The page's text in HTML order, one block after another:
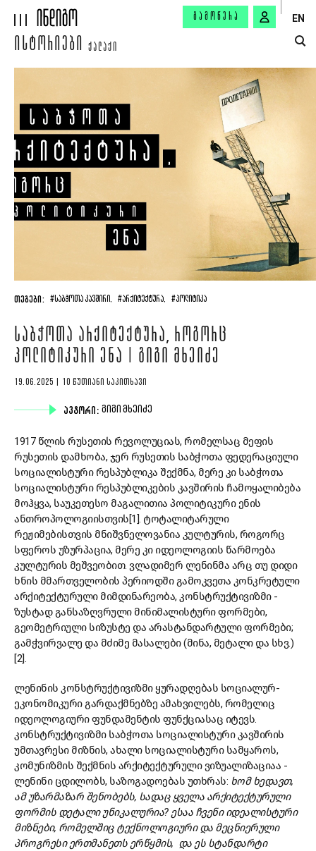
ᲒᲐᲛᲝᲬᲔᲠᲐ EN
ᲘᲡᲢᲝᲠᲘᲔᲑᲘ ᲥᲐᲚᲐᲥᲘ
ᲗᲔᲒᲔᲑᲘ: #ᲡᲐᲑᲭᲝᲗᲐ ᲙᲐᲕᲨᲘᲠᲘ, #ᲐᲠᲥᲘᲢᲔᲥᲢᲣᲠᲐ, #ᲞᲝᲚᲘᲢᲘᲙᲐ
ᲡᲐᲑᲭᲝᲗᲐ ᲐᲠᲥᲘᲢᲔᲥᲢᲣᲠᲐ, ᲠᲝᲒᲝᲠᲪ
ᲞᲝᲚᲘᲢᲘᲙᲣᲠᲘ ᲔᲜᲐ | ᲒᲘᲒᲘ ᲛᲮᲔᲘᲫᲔ
19.06.2025 | 10 ᲬᲣᲗᲘᲐᲜᲘ ᲡᲐᲙᲘᲗᲮᲐᲕᲘ
ᲐᲕᲢᲝᲠᲘ: ᲒᲘᲒᲘ ᲛᲮᲔᲘᲫᲔ
1917 წლის რუსეთის რევოლუციას, რომელსაც მეფის
რუსეთის დამხობა, ჯერ რუსეთის საბჭოთა ფედერაციული
სოციალისტური რესპუბლიკა შექმნა, მერე კი საბჭოთა
სოციალისტური რესპუბლიკების კავშირის ჩამოყალიბება
მოჰყვა, საუკეთესო მაგალითია პოლიტიკური ენის
ანთროპოლოგიისთვის[1]. ტოტალიტარული
რეჟიმებისთვის მნიშვნელოვანია კულტურის, როგორც
სფეროს უზურპაცია, მერე კი იდეოლოგიის წარმოება
კულტურის მეშვეობით. ვლადიმერ ლენინმა არც თუ დიდი
ხნის მმართველობის პერიოდში გამოკვეთა კონკრეტული
არქიტექტურული მიმდინარეობა, კონსტრუქტივიზმი -
ზუსტად განსაზღვრული მინიმალისტური ფორმები,
გეომეტრიული სიზუსტე და არასტანდარტული ფორმები;
გამჭვირვალე და მძიმე მასალები (მინა, მეტალი და სხვ.)
[2].
ლენინის კონსტრუქტივიზმი ყურადღებას სოციალურ-
ეკონომიკური გარდაქმნებზე ამახვილებს, რომელიც
იდეოლოგიური ფუნდამენტის ფუნქციასაც იტევს.
კონსტრუქტივიზმი საბჭოთა სოციალისტური კავშირის
უმთავრესი მიზნის, ახალი სოციალისტური სამყაროს,
კომუნიზმის შექმნის არქიტექტურული ვიზუალიზაციაა -
ლენინი ცდილობს, საზოგადოებას უთხრას: ხომ ხედავთ,
ამუზარმაზარ შენობებს, სადაც ყველა არქიტექტურული
ფორმის დეტალიუნიკალურია? ესაა ჩვენიიდეალისტური
მიზნები, რომელშიც ტექნოლოგიურიდა მეცნიერული
პროგრესიერთმანეთს ერწყმის, და ეს სტანდარტი